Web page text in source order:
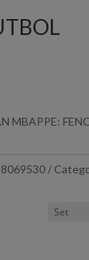
MBAPPE: